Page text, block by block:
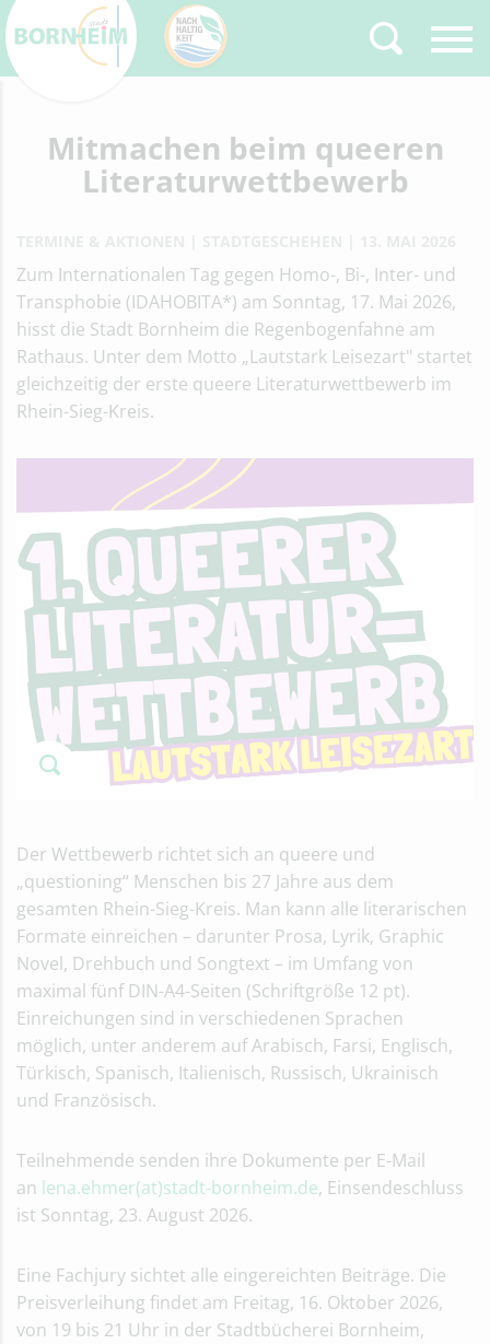
Zurück
Type 2 or more
characters for results.
Mitmachen beim queeren
Literaturwettbewerb
Zum Internationalen Tag gegen Homo-, Bi-, Inter- und
Transphobie (IDAHOBITA*) am Sonntag, 17. Mai 2026,
hisst die Stadt Bornheim die Regenbogenfahne am
Rathaus. Unter dem Motto „Lautstark Leisezart" startet
gleichzeitig der erste queere Literaturwettbewerb im
Rhein-Sieg-Kreis.
Der Wettbewerb richtet sich an queere und
„questioning“ Menschen bis 27 Jahre aus dem
gesamten Rhein-Sieg-Kreis. Man kann alle literarischen
Formate einreichen – darunter Prosa, Lyrik, Graphic
Novel, Drehbuch und Songtext – im Umfang von
maximal fünf DIN-A4-Seiten (Schriftgröße 12 pt).
Einreichungen sind in verschiedenen Sprachen
möglich, unter anderem auf Arabisch, Farsi, Englisch,
Türkisch, Spanisch, Italienisch, Russisch, Ukrainisch
und Französisch.
Teilnehmende senden ihre Dokumente per E-Mail
an lena.ehmer(at)stadt-bornheim.de, Einsendeschluss
ist Sonntag, 23. August 2026.
Eine Fachjury sichtet alle eingereichten Beiträge. Die
Preisverleihung findet am Freitag, 16. Oktober 2026,
von 19 bis 21 Uhr in der Stadtbücherei Bornheim,